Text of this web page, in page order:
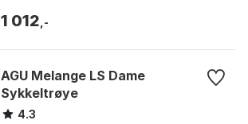
nedre skrog: 70% pol...
1 012 ,-
AGU Melange LS Dame
Sykkeltrøye
4.3